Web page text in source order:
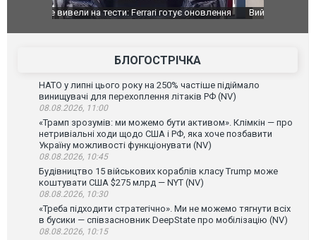
Вийшов трейлер нової екранізації легендарного
БЛОГОСТРІЧКА
НАТО у липні цього року на 250% частіше підіймало
винищувачі для перехоплення літаків РФ (NV)
08.08.2026, 11:00
«Трамп зрозумів: ми можемо бути активом». Клімкін — про
нетривіальні ходи щодо США і РФ, яка хоче позбавити
Україну можливості функціонувати (NV)
08.08.2026, 10:45
Будівництво 15 військових кораблів класу Trump може
коштувати США $275 млрд — NYT (NV)
08.08.2026, 10:30
«Треба підходити стратегічно». Ми не можемо тягнути всіх
в бусики — співзасновник DeepState про мобілізацію (NV)
08.08.2026, 10:15